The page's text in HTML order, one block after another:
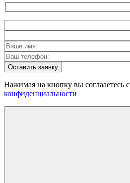
Оставить заявку
Нажимая на кнопку вы соглааетесь с
конфиденциальности